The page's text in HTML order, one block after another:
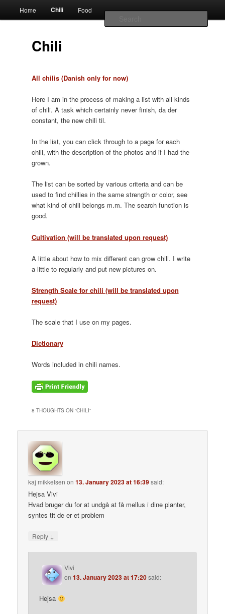
Vivis chili
Skip
primary
content
Skip
secondary
content
Home Chili Food
Chili
All chilis (Danish only for now)
Here I am in the process of making a list with all kinds
of chili. A task which certainly never finish, da der
constant, the new chili til.
In the list, you can click through to a page for each
chili, with the description of the photos and if I had the
grown.
The list can be sorted by various criteria and can be
used to find chillies in the same strength or color, see
what kind of chili belongs m.m. The search function is
good.
Cultivation (will be translated upon request)
A little about how to mix different can grow chili. I write
a little to regularly and put new pictures on.
Strength Scale for chili (will be translated upon
request)
The scale that I use on my pages.
Dictionary
Words included in chili names.
8 THOUGHTS ON “CHILI”
kaj mikkelsen on13. January 2023 at 16:39said:
Hejsa Vivi
Hvad bruger du for at undgå at få mellus i dine planter,
syntes tit de er et problem
Reply ↓
Vivi
on13. January 2023 at 17:20said:
Hejsa